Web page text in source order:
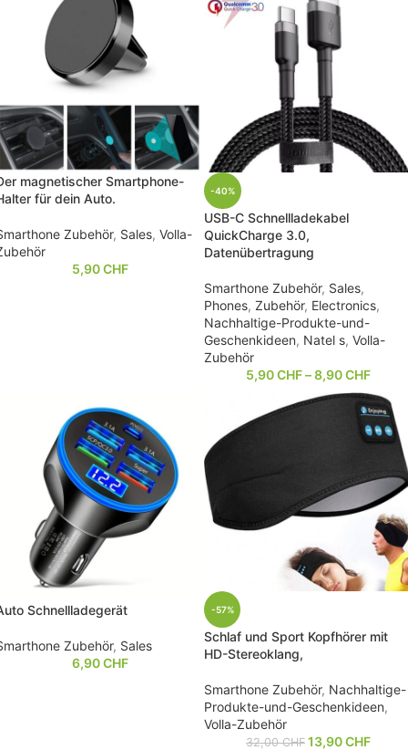
magnetischer Smartphone-
für dein Auto.
Zubehör, Sales, Volla-
5,90CHF
-40%
USB-C Schnellladekabel
QuickCharge 3.0,
Datenübertragung
Smarthone Zubehör, Sales,
Phones, Zubehör, Electronics,
Nachhaltige-Produkte-und-
Geschenkideen, Natel s, Volla-
Zubehör
5,90CHF–8,90CHF
Schnellladegerät
Zubehör, Sales
6,90CHF
-57%
Schlaf und Sport Kopfhörer mit
HD-Stereoklang,
Smarthone Zubehör, Nachhaltige-
Produkte-und-Geschenkideen,
Volla-Zubehör
32,00CHF 13,90CHF